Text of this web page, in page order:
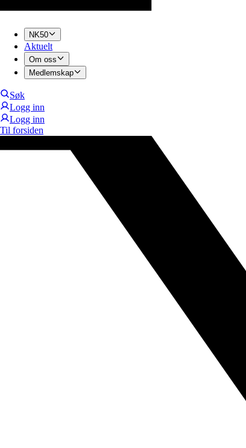
NK50
Aktuelt
Om oss
Medlemskap
Søk
Logg inn
Logg inn
Til forsiden